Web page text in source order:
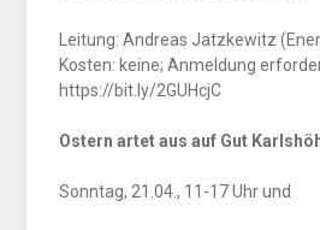
Leitung: Andreas Jatzkewitz
Kosten: keine; Anmeldung
https://bit.ly/2GUHcjC
Ostern artet aus auf Gut
Sonntag, 21.04., 11-17 Uhr und